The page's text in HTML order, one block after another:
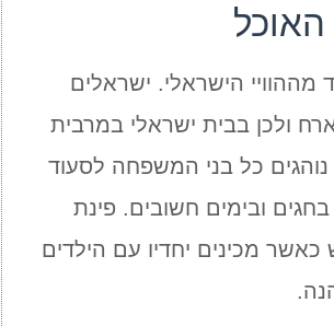
הישראלי. ישראלים
ולכן בבית ישראלי במרבית
כל בני המשפחה לסעוד
ובימים חשובים. פינת
מכינים יחדיו עם הילדים